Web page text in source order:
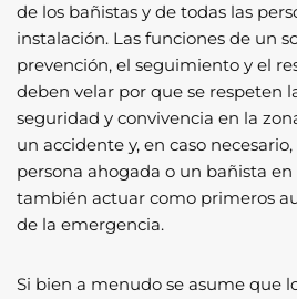
de los bañistas y de todas las
instalación. Las funciones de un
prevención, el seguimiento y el
deben velar por que se respeten
seguridad y convivencia en la
un accidente y, en caso
persona ahogada o un bañista
también actuar como primeros
de la emergencia.
Si bien a menudo se asume que